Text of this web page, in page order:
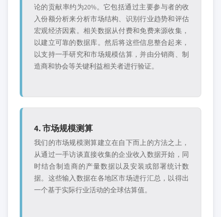
论的贡献率约为20%。它包括通过主要参与者的收
入份额分析来分析市场结构、识别行业趋势和评估
宏观经济因素。相关数据从付费和免费来源收集，
以建立可靠的数据库。然后将这些信息整合起来，
以支持一手研究和市场规模估算，并由分销商、制
造商和协会等关键利益相关者进行验证。
4. 市场规模测算
我们的市场规模测算建立在自下而上的方法之上，
从通过一手访谈直接收集的企业收入数据开始，同
时结合制造商的产量数据以及安装或部署统计数
据。这些输入数据在各地区市场进行汇总，以得出
一个基于实际行业活动的全球估算值。